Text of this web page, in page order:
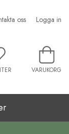
oss Logga in
VARUKORG